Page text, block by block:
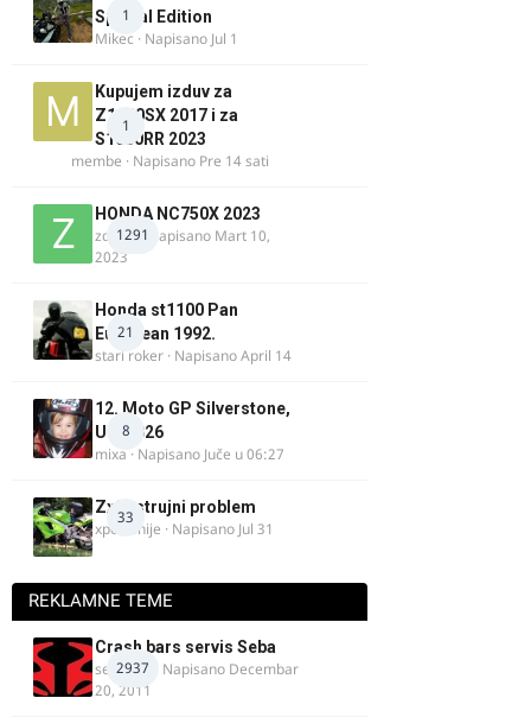
1
Special Edition
Mikec · Napisano Jul 1
1
Kupujem izduv za
Z1000SX 2017 i za
S1000RR 2023
membe · Napisano Pre 14 sati
1291
HONDA NC750X 2023
zdelija· Napisano Mart 10,
2023
21
Honda st1100 Pan
European 1992.
stari roker · NapisanoApril 14
8
12. Moto GP Silverstone,
UK, 2026
mixa · Napisano Juče u 06:27
33
Zx9r strujni problem
xpetronije · Napisano Jul 31
REKLAMNE TEME
2937
Crash bars servis Seba
seba011 · Napisano Decembar
20, 2011